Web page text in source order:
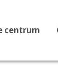
centrum